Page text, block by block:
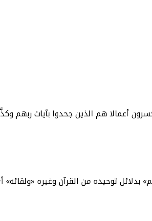
أعمالا هم الذين جحدوا بآيات ربهم
بدلائل توحيده من القرآن وغيره